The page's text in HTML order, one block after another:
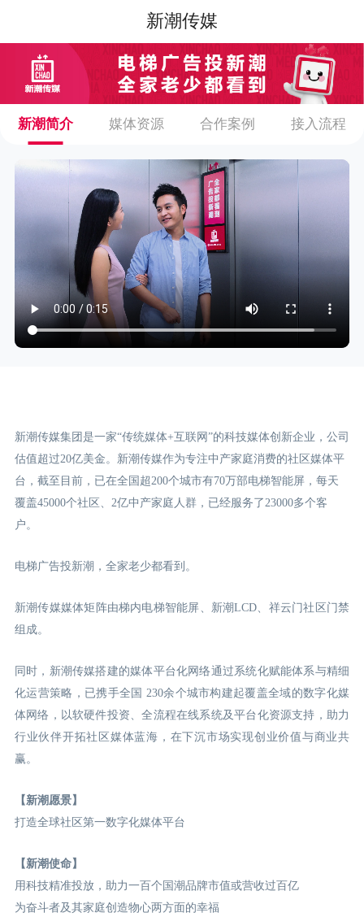
新潮传媒
新潮简介 媒体资源 合作案例 接入流程
新潮传媒集团是一家“传统媒体+互联网”的科技媒体创新企业，公司
估值超过20亿美金。新潮传媒作为专注中产家庭消费的社区媒体平
台，截至目前，已在全国超200个城市有70万部电梯智能屏，每天
覆盖45000个社区、2亿中产家庭人群，已经服务了23000多个客
户。
电梯广告投新潮，全家老少都看到。
新潮传媒媒体矩阵由梯内电梯智能屏、新潮LCD、祥云门社区门禁
组成。
同时，新潮传媒搭建的媒体平台化网络通过系统化赋能体系与精细
化运营策略，已携手全国 230余个城市构建起覆盖全域的数字化媒
体网络，以软硬件投资、全流程在线系统及平台化资源支持，助力
行业伙伴开拓社区媒体蓝海，在下沉市场实现创业价值与商业共
赢。
【新潮愿景】
打造全球社区第一数字化媒体平台
【新潮使命】
用科技精准投放，助力一百个国潮品牌市值或营收过百亿
为奋斗者及其家庭创造物心两方面的幸福